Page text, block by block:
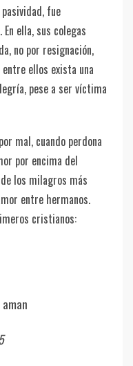
fue
ella, sus colegas
no por resignación,
ellos exista una
pese a ser víctima
mal, cuando perdona
por encima del
los milagros más
entre hermanos.
cristianos: